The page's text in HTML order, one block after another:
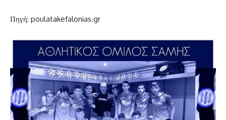
Πηγή: poulatakefalonias.gr